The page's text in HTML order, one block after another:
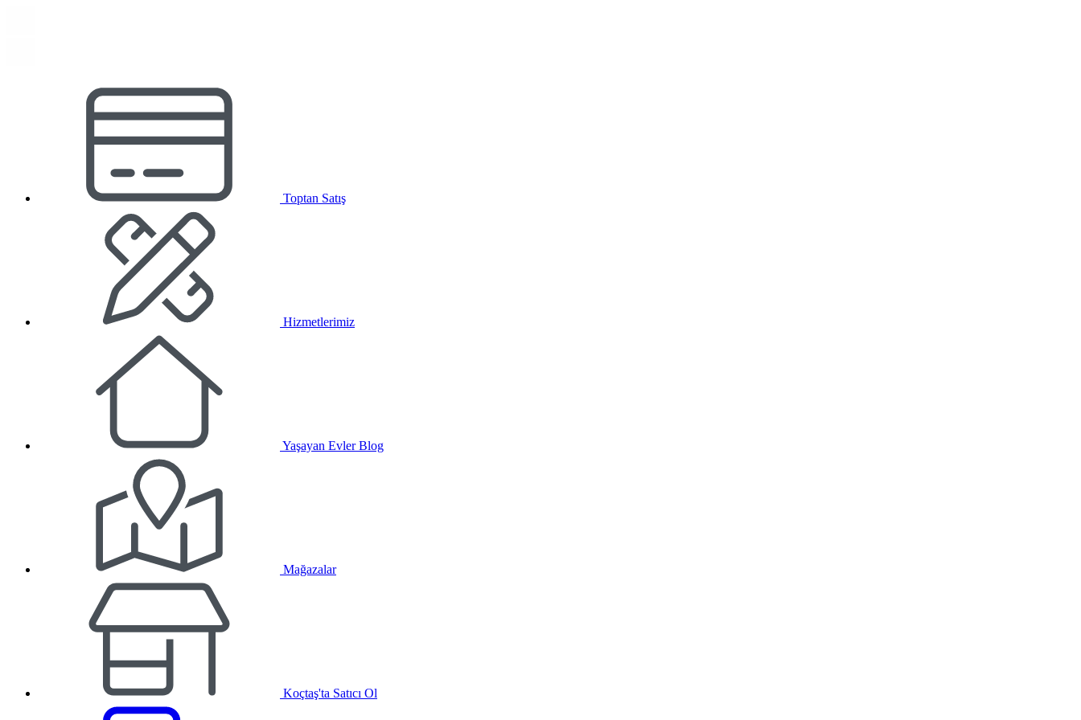
Toptan Satış
Hizmetlerimiz
Yaşayan Evler Blog
Mağazalar
Koçtaş'ta Satıcı Ol